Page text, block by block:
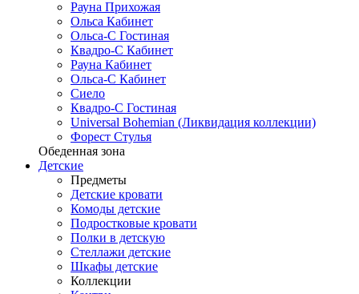
Рауна Прихожая
Ольса Кабинет
Ольса-С Гостиная
Квадро-С Кабинет
Рауна Кабинет
Ольса-С Кабинет
Сиело
Квадро-С Гостиная
Universal Bohemian (Ликвидация коллекции)
Форест Стулья
Обеденная зона
Детские
Предметы
Детские кровати
Комоды детские
Подростковые кровати
Полки в детскую
Стеллажи детские
Шкафы детские
Коллекции